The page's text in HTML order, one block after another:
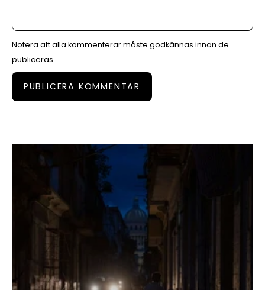
Notera att alla kommenterar måste godkännas innan de
publiceras.
PUBLICERA KOMMENTAR